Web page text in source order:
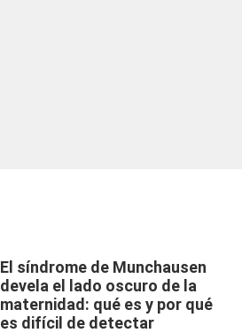
El síndrome de Munchausen
devela el lado oscuro de la
maternidad: qué es y por qué
es difícil de detectar